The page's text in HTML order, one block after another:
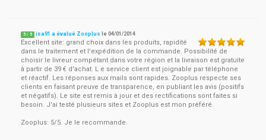
5 / 5 isa91 a évalué Zooplus le04/01/2014
Excellent site: grand choix dans les produits, rapidité
dans le traitement et l'expédition de la commande. Possibilité de
choisir le livreur compétant dans votre région et la livraison est gratuite
à partir de 39 € d'achat. L e service client est joignable par téléphone
et réactif. Les réponses aux mails sont rapides. Zooplus respecte ses
clients en faisant preuve de transparence, en publiant les avis (positifs
et négatifs). Le site est remis à jour et des rectifications sont faites si
besoin. J'ai testé plusieurs sites et Zooplus est mon préféré.
Zooplus: 5/5. Je le recommande.